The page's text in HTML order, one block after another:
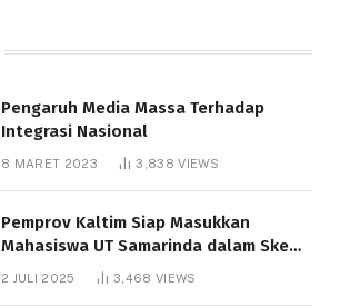
Pengaruh Media Massa Terhadap
Integrasi Nasional
8 MARET 2023 3,838VIEWS
Pemprov Kaltim Siap Masukkan
Mahasiswa UT Samarinda dalam Skema
Bantuan Pendidikan Gratispol
2 JULI 2025 3,468 VIEWS